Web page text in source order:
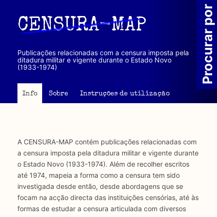
principal
CENSURA-MAP
Publicações relacionadas com a censura imposta pela
ditadura militar e vigente durante o Estado Novo
(1933-1974)
Info Sobre Instruções de utilização
A CENSURA-MAP contém publicações relacionadas com
a censura imposta pela ditadura militar e vigente durante
o Estado Novo (1933-1974). Além de recolher escritos
até 1974, mapeia a forma como a censura tem sido
investigada desde então, desde abordagens que se
focam na acção directa das instituições censórias, até às
formas de estudar a censura articulada com diversos
Procurar por